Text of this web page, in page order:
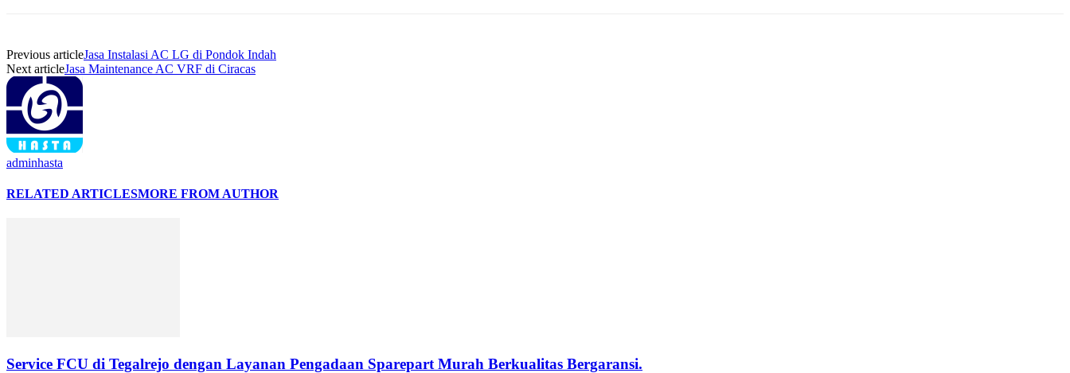
Previous articleJasa Instalasi AC LG di Pondok Indah
Next articleJasa Maintenance AC VRF di Ciracas
adminhasta
RELATED ARTICLESMORE FROM AUTHOR
Service FCU di Tegalrejo dengan Layanan Pengadaan Sparepart Murah Berkualitas Bergaransi.